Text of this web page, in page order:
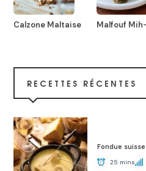
Calzone Maltaise Malfouf
RECETTES RÉCENTES
Fondue
25 mins